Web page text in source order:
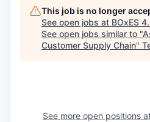
This job is no longer
See open jobs at BOxES
See open jobs similar to "
Customer Supply Chain"
See more open positions